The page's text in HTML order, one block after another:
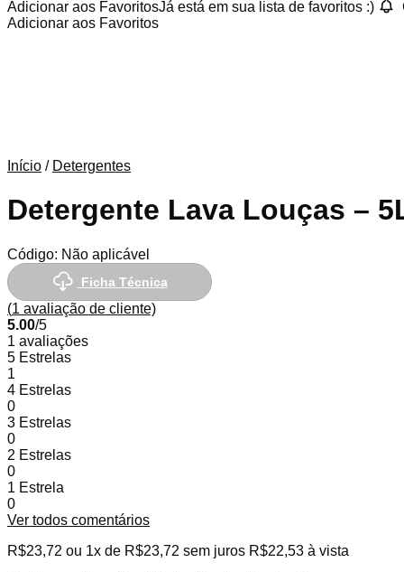
Adicionar aos FavoritosJá está em sua lista de favoritos :)
Adicionar aos Favoritos
Início / Detergentes
Detergente Lava Louças –
Código: Não aplicável
Ficha Técnica
(1 avaliação de cliente)
5.00/5
1 avaliações
5 Estrelas
1
4 Estrelas
0
3 Estrelas
0
2 Estrelas
0
1 Estrela
0
Ver todos comentários
R$23,72 ou 1x de R$23,72 sem juros R$22,53 à vista